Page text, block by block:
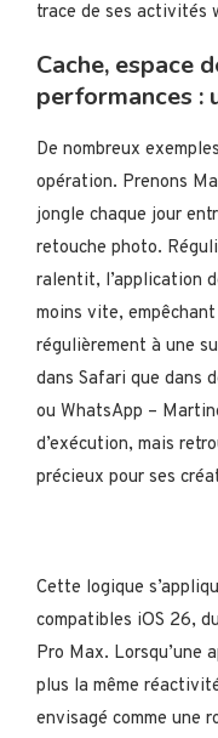
trace de ses activités
Cache, espace
performances :
De nombreux
opération. Prenons
jongle chaque jour
retouche photo.
ralentit, l’application
moins vite,
régulièrement à une
dans Safari que dans
ou WhatsApp –
d’exécution, mais
précieux pour ses
Cette logique
compatibles iOS 26,
Pro Max. Lorsqu’une
plus la même
envisagé comme une